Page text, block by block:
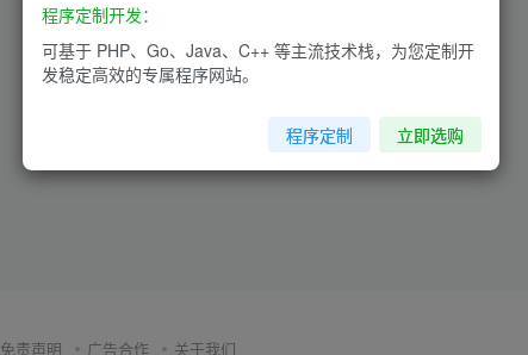
免责声明 广告合作 关于我们
程序定制开发：
可基于 PHP、Go、Java、C++ 等主流技术栈，为您定制开
发稳定高效的专属程序网站。
程序定制 立即选购